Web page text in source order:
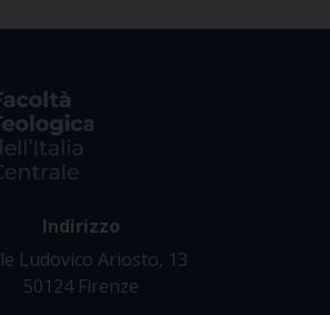
Indirizzo
Ludovico Ariosto, 13
50124 Firenze